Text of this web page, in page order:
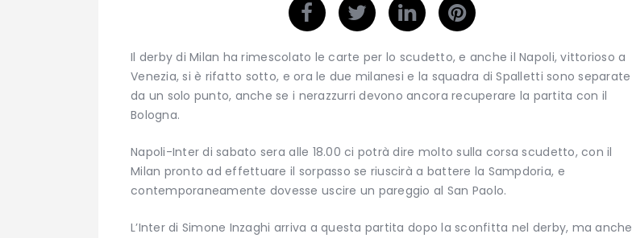
Il derby di Milan ha rimescolato le carte per lo scudetto, e anche il Napoli, vittorioso a
Venezia, si è rifatto sotto, e ora le due milanesi e la squadra di Spalletti sono separate
da un solo punto, anche se i nerazzurri devono ancora recuperare la partita con il
Bologna.
Napoli-Inter di sabato sera alle 18.00 ci potrà dire molto sulla corsa scudetto, con il
Milan pronto ad effettuare il sorpasso se riuscirà a battere la Sampdoria, e
contemporaneamente dovesse uscire un pareggio al San Paolo.
L’Inter di Simone Inzaghi arriva a questa partita dopo la sconfitta nel derby, ma anche